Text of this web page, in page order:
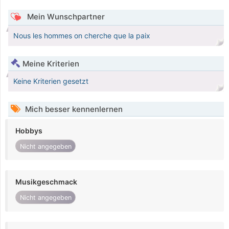
Mein Wunschpartner
Nous les hommes on cherche que la paix
Meine Kriterien
Keine Kriterien gesetzt
Mich besser kennenlernen
Hobbys
Nicht angegeben
Musikgeschmack
Nicht angegeben